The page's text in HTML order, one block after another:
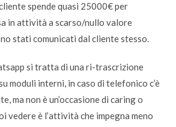
spende quasi 25000€ per
in attività a scarso/nullo valore
stati comunicati dal cliente stesso.
si tratta di una ri-trascrizione
moduli interni, in caso di telefonico c’è
ma non è un’occasione di caring o
vedere è l’attività che impegna meno